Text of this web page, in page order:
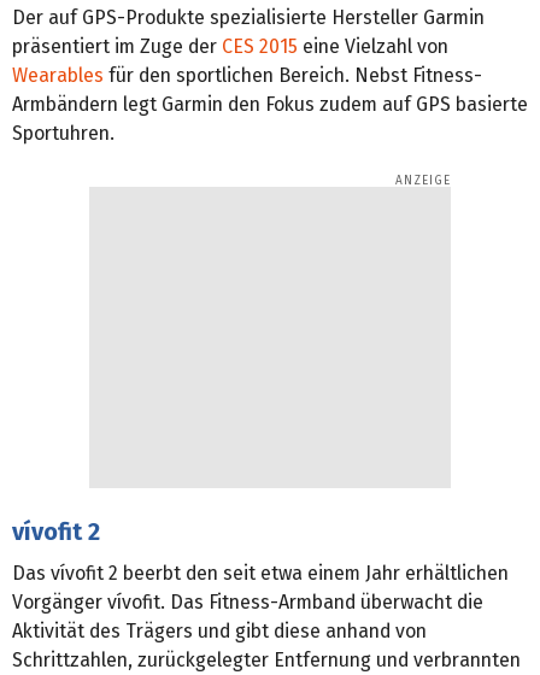
Der auf GPS-Produkte spezialisierte Hersteller Garmin
präsentiert im Zuge der CES 2015 eine Vielzahl von
Wearables für den sportlichen Bereich. Nebst Fitness-
Armbändern legt Garmin den Fokus zudem auf GPS basierte
Sportuhren.
vívofit 2
Das vívofit 2 beerbt den seit etwa einem Jahr erhältlichen
Vorgänger vívofit. Das Fitness-Armband überwacht die
Aktivität des Trägers und gibt diese anhand von
Schrittzahlen, zurückgelegter Entfernung und verbrannten